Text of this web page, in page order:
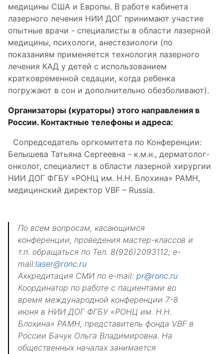
медицины США и Европы. В работе кабинета
лазерного лечения НИИ ДОГ принимают участие
опытные врачи - специалисты в области лазерной
медицины, психологи, анестезиологи (по
показаниям применяется технология лазерного
лечения КАД у детей с использованием
кратковременной седации, когда ребенка
погружают в сон и дополнительно обезболивают).
Организаторы (кураторы) этого направления в
России. Контактные телефоны и адреса:
Сопредседатель оргкомитета по Конференции:
Белышева Татьяна Сергеевна - к.м.н., дерматолог-
онколог, специалист в области лазерной хирургии
НИИ ДОГ ФГБУ «РОНЦ им. Н.Н. Блохина» РАМН,
медицинский директор VBF – Russia.
По всем вопросам, касающимся
конференции, проведения мастер-классов и
т.п. обращаться по Тел. 8(926)2093112; e-
mail:laser@ronc.ru
Аккредитация СМИ по e-mail: pr@ronc.ru
Координатор по работе с пациентами во
время международной конференции 7-8
июня в НИИ ДОГ ФГБУ «РОНЦ им. Н.Н.
Блохина» РАМН, представитель фонда VBF в
России Бачук Ольга Владимировна. На
общественных началах занимается